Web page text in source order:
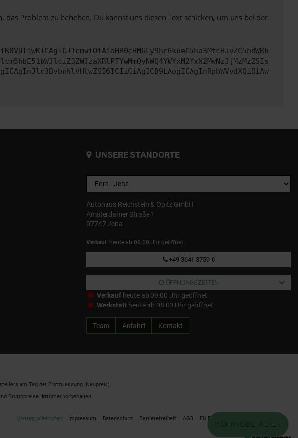
Problem zu beheben. Du kannst uns diesen Text schicken, um uns bei der
UNSERE STANDORTE
Autohaus Reichstein & Opitz GmbH
Amsterdamer Straße 1
07747 Jena
Verkauf: heute ab 09:00 Uhr geöffnet
+49 3641 3759-0
ÖFFNUNGSZEITEN
Verkauf heute ab 09:00 Uhr geöffnet
Werkstatt heute ab 08:00 Uhr geöffnet
Team Anfahrt Kontakt
am Tag der Erstzulassung (Neupreis).
Bruttopreise. Irrtümer vorbehalten.
Vertrag widerrufen Impressum Datenschutz Barrierefreiheit AGB EU Data Act
WOHNMOBIL MIETEN